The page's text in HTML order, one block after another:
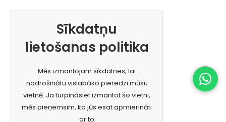
Sīkdatņu
lietošanas politika
Mēs izmantojam sīkdatnes, lai
nodrošinātu vislabāko pieredzi mūsu
vietnē. Ja turpināsiet izmantot šo vietni,
mēs pieņemsim, ka jūs esat apmierināti
ar to